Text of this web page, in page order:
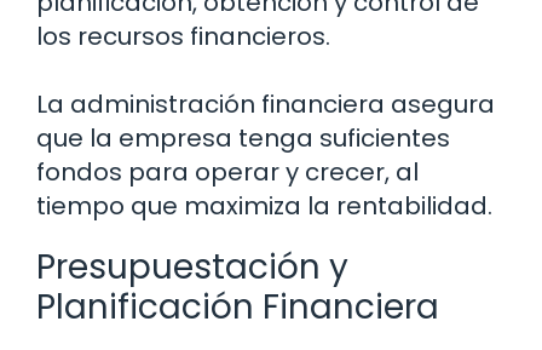
los recursos financieros.
La administración financiera asegura
que la empresa tenga suficientes
fondos para operar y crecer, al
tiempo que maximiza la rentabilidad.
Presupuestación y
Planificación Financiera